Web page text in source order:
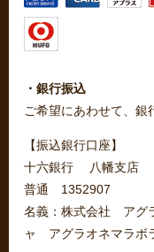
・銀行振込
ご希望にあわせて、銀
【振込銀行口座】
十六銀行 八幡支店
普通 1352907
名義：株式会社 アグ
ャ アグラオネマラボ